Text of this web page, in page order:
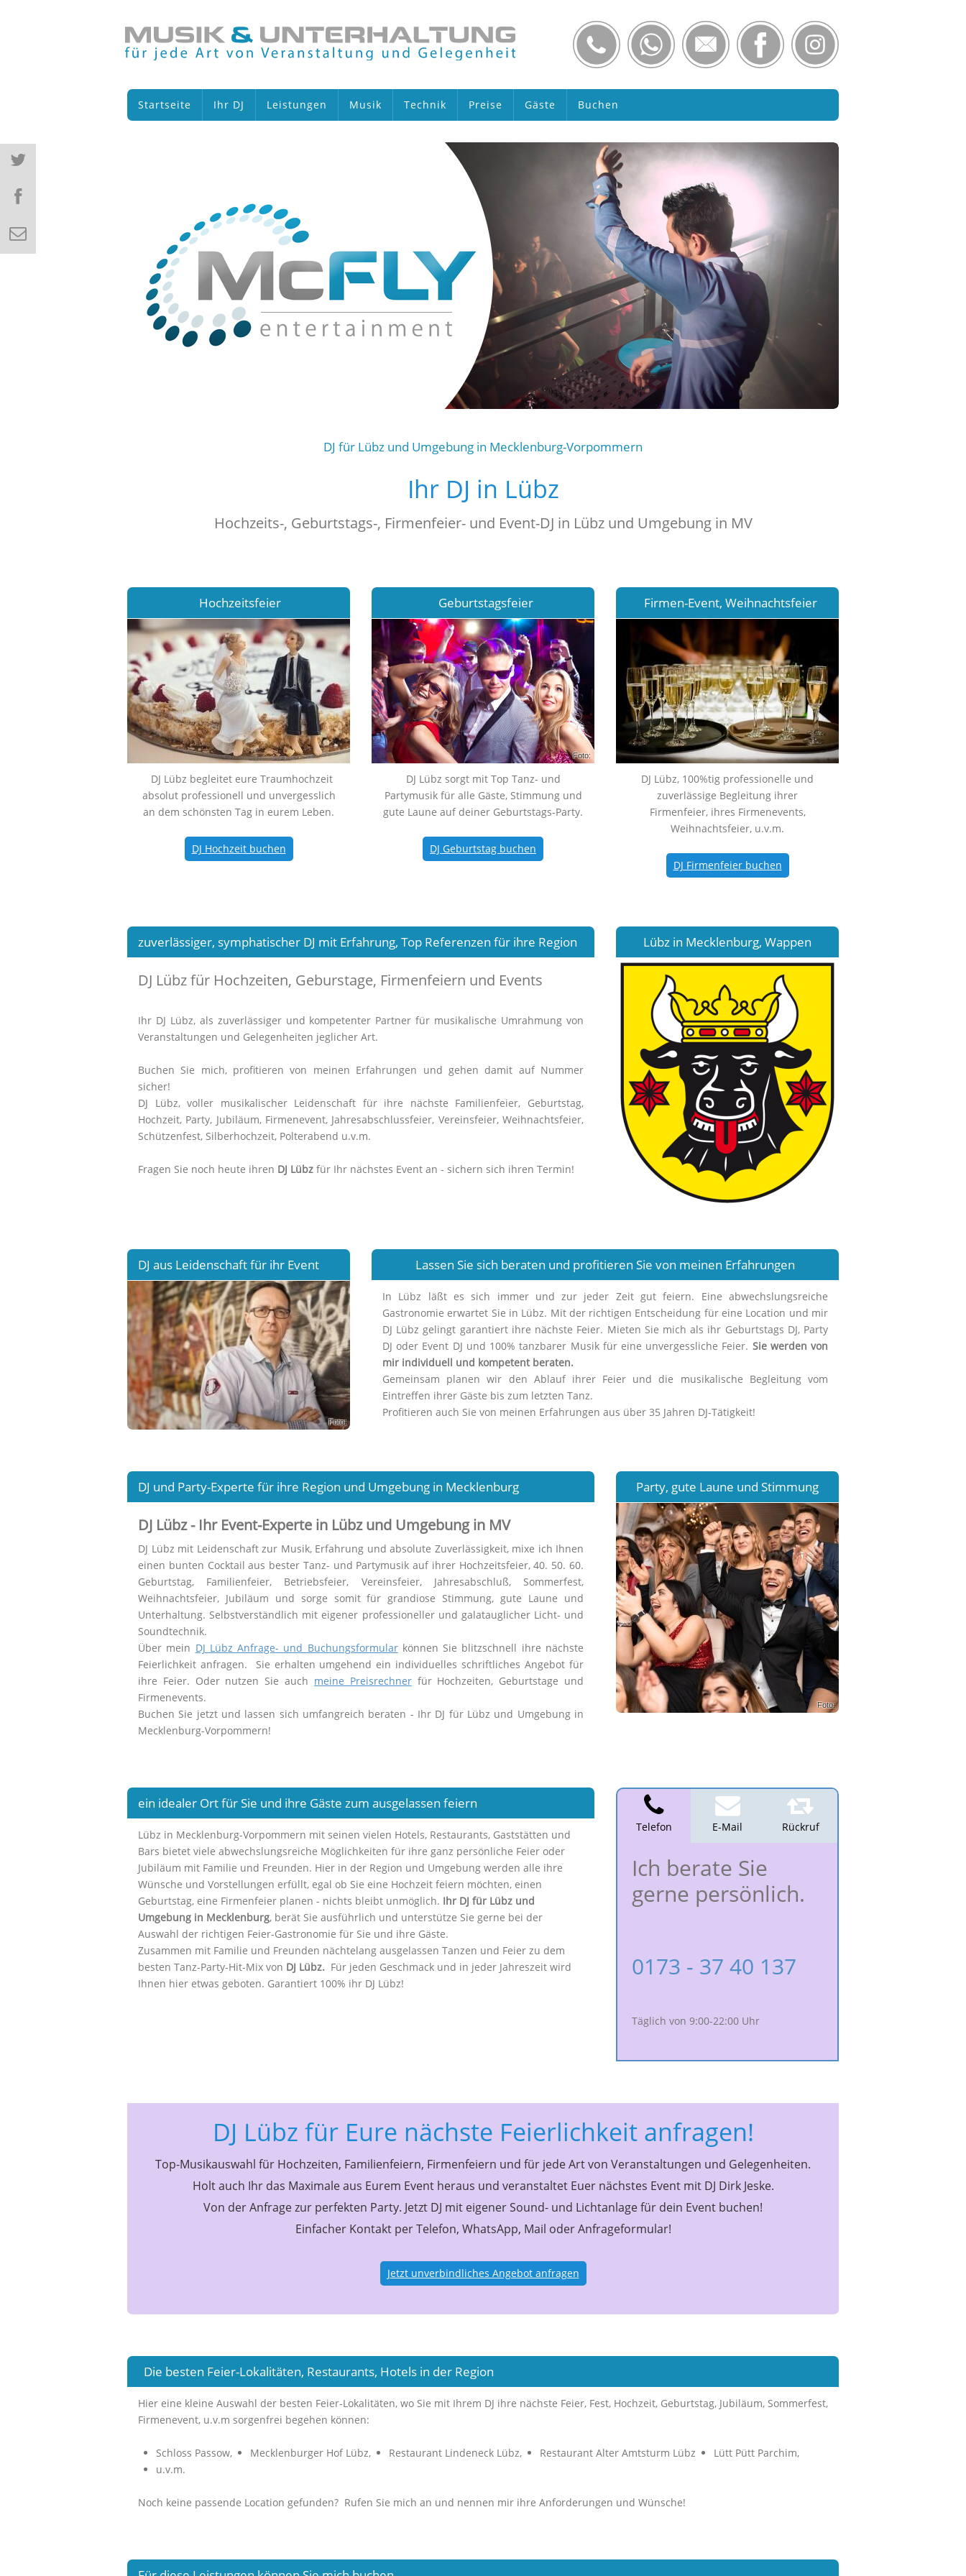
Startseite Ihr DJ Leistungen Musik Technik Preise Gäste Buchen
DJ für Lübz und Umgebung in Mecklenburg-Vorpommern
Ihr DJ in Lübz
Hochzeits-, Geburtstags-, Firmenfeier- und Event-DJ in Lübz und Umgebung in MV
Hochzeitsfeier
DJ Lübz begleitet eure Traumhochzeit
absolut professionell und unvergesslich
an dem schönsten Tag in eurem Leben.
DJ Hochzeit buchen
Geburtstagsfeier
Foto:
DJ Lübz sorgt mit Top Tanz- und
Partymusik für alle Gäste, Stimmung und
gute Laune auf deiner Geburtstags-Party.
DJ Geburtstag buchen
Firmen-Event, Weihnachtsfeier
DJ Lübz, 100%tig professionelle und
zuverlässige Begleitung ihrer
Firmenfeier, ihres Firmenevents,
Weihnachtsfeier, u.v.m.
DJ Firmenfeier buchen
zuverlässiger, symphatischer DJ mit Erfahrung, Top Referenzen für ihre Region
DJ Lübz für Hochzeiten, Geburstage, Firmenfeiern und Events
Ihr DJ Lübz, als zuverlässiger und kompetenter Partner für musikalische Umrahmung von
Veranstaltungen und Gelegenheiten jeglicher Art.
Buchen Sie mich, profitieren von meinen Erfahrungen und gehen damit auf Nummer
sicher!
DJ Lübz, voller musikalischer Leidenschaft für ihre nächste Familienfeier, Geburtstag,
Hochzeit, Party, Jubiläum, Firmenevent, Jahresabschlussfeier, Vereinsfeier, Weihnachtsfeier,
Schützenfest, Silberhochzeit, Polterabend u.v.m.
Fragen Sie noch heute ihren DJ Lübz für Ihr nächstes Event an - sichern sich ihren Termin!
Lübz in Mecklenburg, Wappen
DJ aus Leidenschaft für ihr Event
Foto:
Lassen Sie sich beraten und profitieren Sie von meinen Erfahrungen
In Lübz läßt es sich immer und zur jeder Zeit gut feiern. Eine abwechslungsreiche
Gastronomie erwartet Sie in Lübz. Mit der richtigen Entscheidung für eine Location und mir
DJ Lübz gelingt garantiert ihre nächste Feier. Mieten Sie mich als ihr Geburtstags DJ, Party
DJ oder Event DJ und 100% tanzbarer Musik für eine unvergessliche Feier. Sie werden von
mir individuell und kompetent beraten.
Gemeinsam planen wir den Ablauf ihrer Feier und die musikalische Begleitung vom
Eintreffen ihrer Gäste bis zum letzten Tanz.
Profitieren auch Sie von meinen Erfahrungen aus über 35 Jahren DJ-Tätigkeit!
DJ und Party-Experte für ihre Region und Umgebung in Mecklenburg
DJ Lübz - Ihr Event-Experte in Lübz und Umgebung in MV
DJ Lübz mit Leidenschaft zur Musik, Erfahrung und absolute Zuverlässigkeit, mixe ich Ihnen
einen bunten Cocktail aus bester Tanz- und Partymusik auf ihrer Hochzeitsfeier, 40. 50. 60.
Geburtstag, Familienfeier, Betriebsfeier, Vereinsfeier, Jahresabschluß, Sommerfest,
Weihnachtsfeier, Jubiläum und sorge somit für grandiose Stimmung, gute Laune und
Unterhaltung. Selbstverständlich mit eigener professioneller und galatauglicher Licht- und
Soundtechnik.
Über mein DJ Lübz Anfrage- und Buchungsformularkönnen Sie blitzschnell ihre nächste
Feierlichkeit anfragen. Sie erhalten umgehend ein individuelles schriftliches Angebot für
ihre Feier. Oder nutzen Sie auch meine Preisrechnerfür Hochzeiten, Geburtstage und
Firmenevents.
Buchen Sie jetzt und lassen sich umfangreich beraten - Ihr DJ für Lübz und Umgebung in
Mecklenburg-Vorpommern!
Party, gute Laune und Stimmung
Foto:
ein idealer Ort für Sie und ihre Gäste zum ausgelassen feiern
Lübz in Mecklenburg-Vorpommern mit seinen vielen Hotels, Restaurants, Gaststätten und
Bars bietet viele abwechslungsreiche Möglichkeiten für ihre ganz persönliche Feier oder
Jubiläum mit Familie und Freunden. Hier in der Region und Umgebung werden alle ihre
Wünsche und Vorstellungen erfüllt, egal ob Sie eine Hochzeit feiern möchten, einen
Geburtstag, eine Firmenfeier planen - nichts bleibt unmöglich. Ihr DJ für Lübz und
Umgebung in Mecklenburg, berät Sie ausführlich und unterstütze Sie gerne bei der
Auswahl der richtigen Feier-Gastronomie für Sie und ihre Gäste.
Zusammen mit Familie und Freunden nächtelang ausgelassen Tanzen und Feier zu dem
besten Tanz-Party-Hit-Mix von DJ Lübz. Für jeden Geschmack und in jeder Jahreszeit wird
Ihnen hier etwas geboten. Garantiert 100% ihr DJ Lübz!
Telefon E-Mail Rückruf
Ich berate Sie
gerne persönlich.
0173 - 37 40 137
Täglich von 9:00-22:00 Uhr
DJ Lübz für Eure nächste Feierlichkeit anfragen!
Top-Musikauswahl für Hochzeiten, Familienfeiern, Firmenfeiern und für jede Art von Veranstaltungen und Gelegenheiten.
Holt auch Ihr das Maximale aus Eurem Event heraus und veranstaltet Euer nächstes Event mit DJ Dirk Jeske.
Von der Anfrage zur perfekten Party. Jetzt DJ mit eigener Sound- und Lichtanlage für dein Event buchen!
Einfacher Kontakt per Telefon, WhatsApp, Mail oder Anfrageformular!
Jetzt unverbindliches Angebot anfragen
Die besten Feier-Lokalitäten, Restaurants, Hotels in der Region
Hier eine kleine Auswahl der besten Feier-Lokalitäten, wo Sie mit Ihrem DJ ihre nächste Feier, Fest, Hochzeit, Geburtstag, Jubiläum, Sommerfest,
Firmenevent, u.v.m sorgenfrei begehen können:
Schloss Passow, Mecklenburger Hof Lübz, Restaurant Lindeneck Lübz, Restaurant Alter Amtsturm Lübz
Lütt Pütt Parchim,
u.v.m.
Noch keine passende Location gefunden? Rufen Sie mich an und nennen mir ihre Anforderungen und Wünsche!